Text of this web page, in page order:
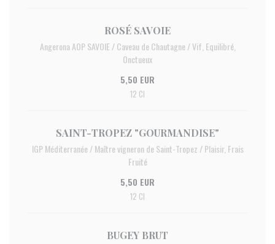
ROSÉ SAVOIE
Angerona AOP SAVOIE / Caveau de Chautagne / Vif, Equilibré,
Onctueux
5,50 EUR
12 Cl
SAINT-TROPEZ "GOURMANDISE"
IGP Méditerranée / Maître vigneron de Saint-Tropez / Plaisir, Frais
Fruité
5,50 EUR
12 Cl
BUGEY BRUT